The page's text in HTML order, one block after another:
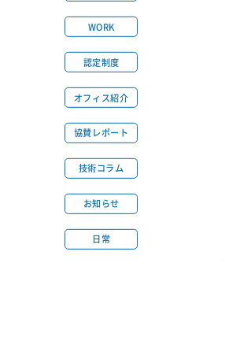
WORK
認定制度
オフィス紹介
協賛レポート
技術コラム
お知らせ
日常